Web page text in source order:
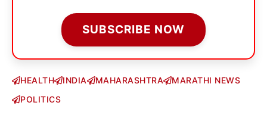
SUBSCRIBE NOW
HEALTH INDIA MAHARASHTRA
MARATHI NEWS
POLITICS